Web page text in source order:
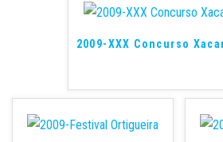
2009-XXX Concurso